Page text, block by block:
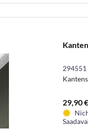
294551
29,90